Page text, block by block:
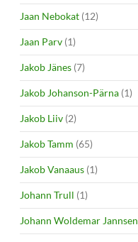
Jaan Nebokat (12)
Jaan Parv (1)
Jakob Jänes (7)
Jakob Johanson-Pärna (1)
Jakob Liiv (2)
Jakob Tamm (65)
Jakob Vanaaus (1)
Johann Trull (1)
Johann Woldemar Jannsen